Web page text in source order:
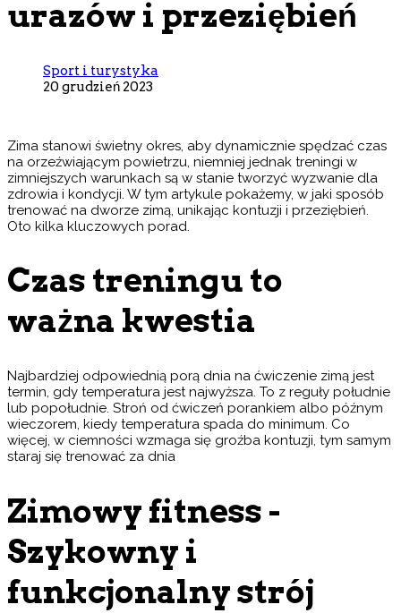
urazów i przeziębień
Sport i turystyka
20 grudzień 2023
Zima stanowi świetny okres, aby dynamicznie spędzać czas
na orzeźwiającym powietrzu, niemniej jednak treningi w
zimniejszych warunkach są w stanie tworzyć wyzwanie dla
zdrowia i kondycji. W tym artykule pokażemy, w jaki sposób
trenować na dworze zimą, unikając kontuzji i przeziębień.
Oto kilka kluczowych porad.
Czas treningu to
ważna kwestia
Najbardziej odpowiednią porą dnia na ćwiczenie zimą jest
termin, gdy temperatura jest najwyższa. To z reguły południe
lub popołudnie. Stroń od ćwiczeń porankiem albo późnym
wieczorem, kiedy temperatura spada do minimum. Co
więcej, w ciemności wzmaga się groźba kontuzji, tym samym
staraj się trenować za dnia
Zimowy fitness -
Szykowny i
funkcjonalny strój